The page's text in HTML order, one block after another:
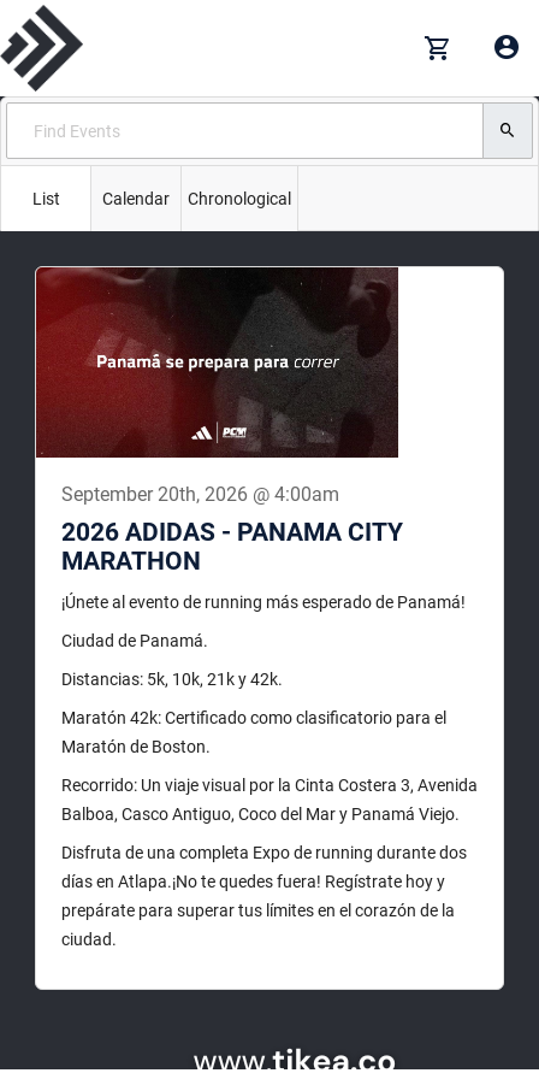
List Calendar Chronological
September 20th, 2026 @ 4:00am
2026 ADIDAS - PANAMA CITY
MARATHON
¡Únete al evento de running más esperado de Panamá!
Ciudad de Panamá.
Distancias: 5k, 10k, 21k y 42k.
Maratón 42k: Certificado como clasificatorio para el
Maratón de Boston.
Recorrido: Un viaje visual por la Cinta Costera 3, Avenida
Balboa, Casco Antiguo, Coco del Mar y Panamá Viejo.
Disfruta de una completa Expo de running durante dos
días en Atlapa.¡No te quedes fuera! Regístrate hoy y
prepárate para superar tus límites en el corazón de la
ciudad.